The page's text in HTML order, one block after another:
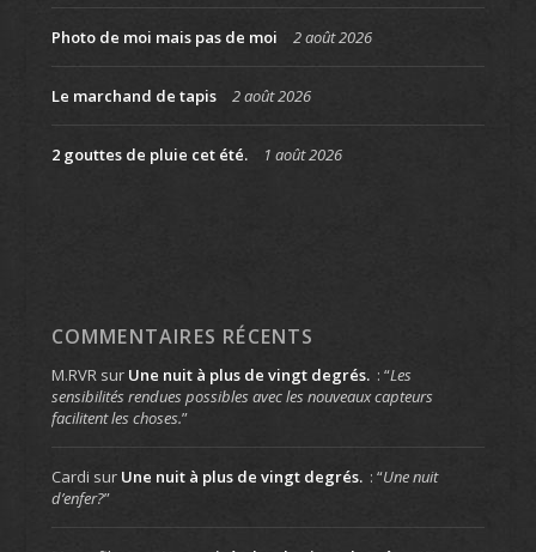
Photo de moi mais pas de moi 2 août 2026
Le marchand de tapis 2 août 2026
2 gouttes de pluie cet été. 1 août 2026
COMMENTAIRES RÉCENTS
M.RVRsur Une nuit à plus de vingt degrés. : “Les
sensibilités rendues possibles avec les nouveaux capteurs
facilitent les choses.”
Cardi sur Une nuit à plus de vingt degrés. : “Une nuit
d’enfer?”